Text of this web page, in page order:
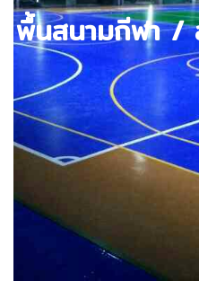
พื้นสนามกีฬา /
ตัวอย่